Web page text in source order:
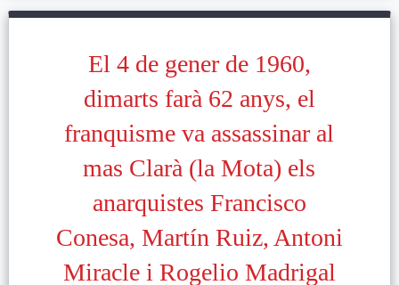
El 4 de gener de 1960,
dimarts farà 62 anys, el
franquisme va assassinar al
mas Clarà (la Mota) els
anarquistes Francisco
Conesa, Martín Ruiz, Antoni
Miracle i Rogelio Madrigal